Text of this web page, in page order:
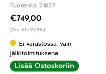
Tuotenro: 71677
€749,00
(Sis. Alv 25,5%)
Ei varastossa, vain
jälkitoimituksena
Lisää Ostoskoriin